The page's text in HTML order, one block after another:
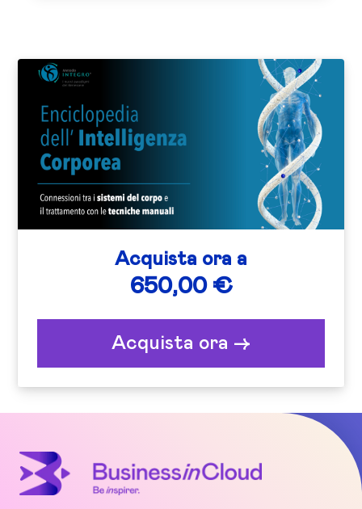
Acquista ora a
650,00 €
Acquista ora ->